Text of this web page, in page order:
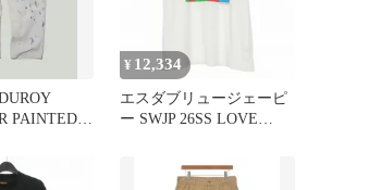
PAINTED
¥ 12,334
エスダブリュージェーピ
ー SWJP 26SS LOVE
イト 白 SW-26SS-028